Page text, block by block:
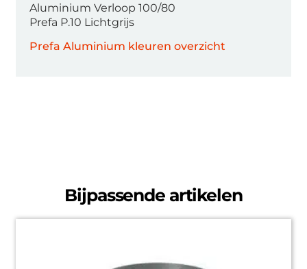
Aluminium Verloop 100/80
Prefa P.10 Lichtgrijs
Prefa Aluminium kleuren overzicht
Bijpassende artikelen